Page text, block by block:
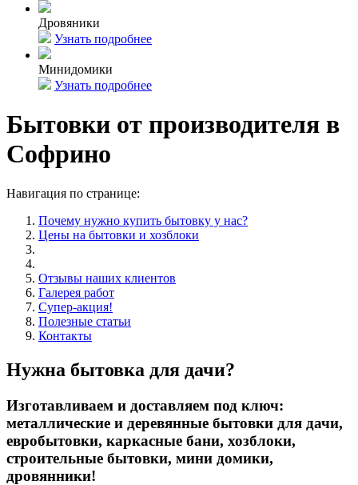
Дровяники
Узнать подробнее
Минидомики
Узнать подробнее
Бытовки от производителя в
Софрино
Навигация по странице:
Почему нужно купить бытовку у нас?
Цены на бытовки и хозблоки
Отзывы наших клиентов
Галерея работ
Супер-акция!
Полезные статьи
Контакты
Нужна бытовка для дачи?
Изготавливаем и доставляем под ключ:
металлические и деревянные бытовки для дачи,
евробытовки, каркасные бани, хозблоки,
строительные бытовки, мини домики,
дровянники!